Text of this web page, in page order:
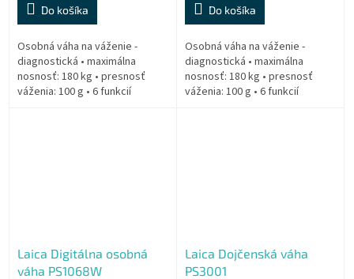
Do košíka
Osobná váha na váženie -
diagnostická • maximálna
nosnosť: 180 kg • presnosť
váženia: 100 g • 6 funkcií
Do košíka
Osobná váha na váženie -
diagnostická • maximálna
nosnosť: 180 kg • presnosť
váženia: 100 g • 6 funkcií
Laica Digitálna osobná
váha PS1068W
Laica Dojčenská váha
PS3001